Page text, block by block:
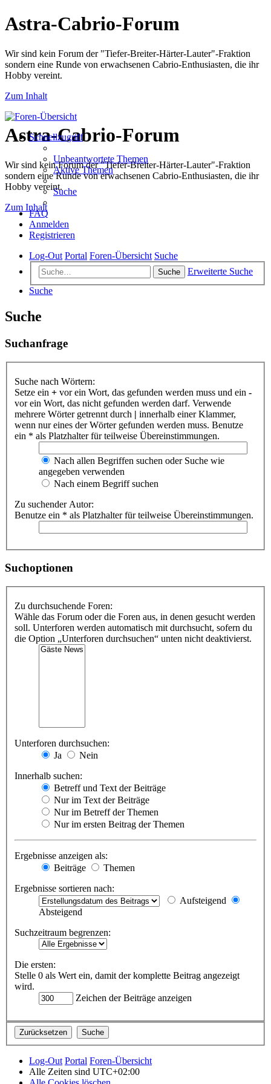
Astra-Cabrio-Forum
Wir sind kein Forum der "Tiefer-Breiter-Härter-Lauter"-Fraktion
sondern eine Runde von erwachsenen Cabrio-Enthusiasten, die ihr
Hobby vereint.
Zum Inhalt
Astra-Cabrio-Forum
Wir sind kein Forum der "Tiefer-Breiter-Härter-Lauter"-Fraktion
sondern eine Runde von erwachsenen Cabrio-Enthusiasten, die ihr
Hobby vereint.
Zum Inhalt
Schnellzugriff
Unbeantwortete Themen
Aktive Themen
Suche
FAQ
Anmelden
Registrieren
Log-Out Portal Foren-Übersicht Suche
Suche
Erweiterte Suche
Suche
Suche
Suchanfrage
Suche nach Wörtern:
Setze ein + vor ein Wort, das gefunden werden muss und ein -
vor ein Wort, das nicht gefunden werden darf. Verwende
mehrere Wörter getrennt durch | innerhalb einer Klammer,
wenn nur eines der Wörter gefunden werden muss. Benutze
ein * als Platzhalter für teilweise Übereinstimmungen.
Nach allen Begriffen suchen oder Suche wie
angegeben verwenden
Nach einem Begriff suchen
Zu suchender Autor:
Benutze ein * als Platzhalter für teilweise Übereinstimmungen.
Suchoptionen
Zu durchsuchende Foren:
Wähle das Forum oder die Foren aus, in denen gesucht werden
soll. Unterforen werden automatisch mit durchsucht, sofern du
die Option „Unterforen durchsuchen“ unten nicht deaktivierst.
Unterforen durchsuchen:
Ja
Nein
Innerhalb suchen:
Betreff und Text der Beiträge
Nur im Text der Beiträge
Nur im Betreff der Themen
Nur im ersten Beitrag der Themen
Ergebnisse anzeigen als:
Beiträge
Themen
Ergebnisse sortieren nach:
Aufsteigend
Absteigend
Suchzeitraum begrenzen:
Die ersten:
Stelle 0 als Wert ein, damit der komplette Beitrag angezeigt
wird.
Zeichen der Beiträge anzeigen
Log-Out Portal Foren-Übersicht
Alle Zeiten sind UTC+02:00